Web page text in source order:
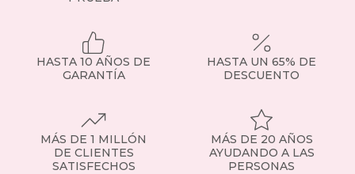
HASTA 10 AÑOS DE
GARANTÍA
HASTA UN 65% DE
DESCUENTO
MÁS DE 1 MILLÓN
DE CLIENTES
SATISFECHOS
MÁS DE 20 AÑOS
AYUDANDO A LAS
PERSONAS